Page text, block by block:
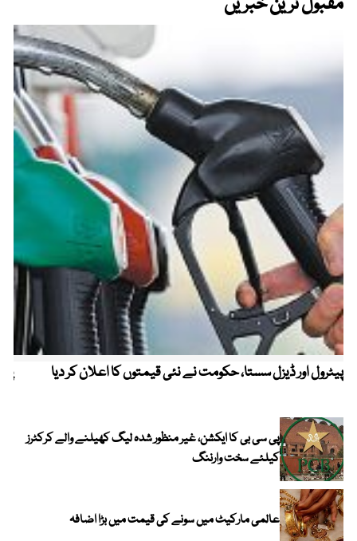
پیٹرول اور ڈیزل سستا، حکومت نے نئی قیمتوں کا اعلان کر دیا
پی سی بی کا ایکشن، غیر منظور شدہ لیگ کھیلنے والے کرکٹرز
کیلئے سخت وارننگ
عالمی مارکیٹ میں سونے کی قیمت میں بڑا اضافہ